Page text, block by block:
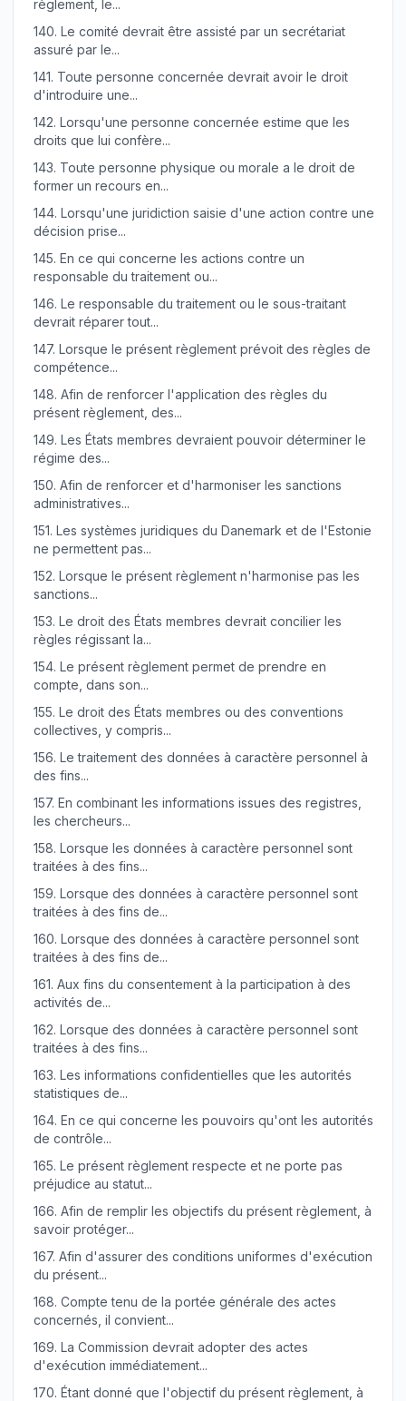
règlement, le...
140. Le comité devrait être assisté par un secrétariat
assuré par le...
141. Toute personne concernée devrait avoir le droit
d'introduire une...
142. Lorsqu'une personne concernée estime que les
droits que lui confère...
143. Toute personne physique ou morale a le droit de
former un recours en...
144. Lorsqu'une juridiction saisie d'une action contre une
décision prise...
145. En ce qui concerne les actions contre un
responsable du traitement ou...
146. Le responsable du traitement ou le sous-traitant
devrait réparer tout...
147. Lorsque le présent règlement prévoit des règles de
compétence...
148. Afin de renforcer l'application des règles du
présent règlement, des...
149. Les États membres devraient pouvoir déterminer le
régime des...
150. Afin de renforcer et d'harmoniser les sanctions
administratives...
151. Les systèmes juridiques du Danemark et de l'Estonie
ne permettent pas...
152. Lorsque le présent règlement n'harmonise pas les
sanctions...
153. Le droit des États membres devrait concilier les
règles régissant la...
154. Le présent règlement permet de prendre en
compte, dans son...
155. Le droit des États membres ou des conventions
collectives, y compris...
156. Le traitement des données à caractère personnel à
des fins...
157. En combinant les informations issues des registres,
les chercheurs...
158. Lorsque les données à caractère personnel sont
traitées à des fins...
159. Lorsque des données à caractère personnel sont
traitées à des fins de...
160. Lorsque des données à caractère personnel sont
traitées à des fins de...
161. Aux fins du consentement à la participation à des
activités de...
162. Lorsque des données à caractère personnel sont
traitées à des fins...
163. Les informations confidentielles que les autorités
statistiques de...
164. En ce qui concerne les pouvoirs qu'ont les autorités
de contrôle...
165. Le présent règlement respecte et ne porte pas
préjudice au statut...
166. Afin de remplir les objectifs du présent règlement, à
savoir protéger...
167. Afin d'assurer des conditions uniformes d'exécution
du présent...
168. Compte tenu de la portée générale des actes
concernés, il convient...
169. La Commission devrait adopter des actes
d'exécution immédiatement...
170. Étant donné que l'objectif du présent règlement, à